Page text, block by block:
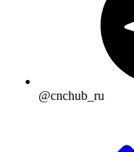
@cnchub_ru